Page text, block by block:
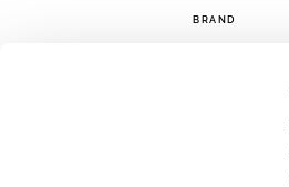
BRAND